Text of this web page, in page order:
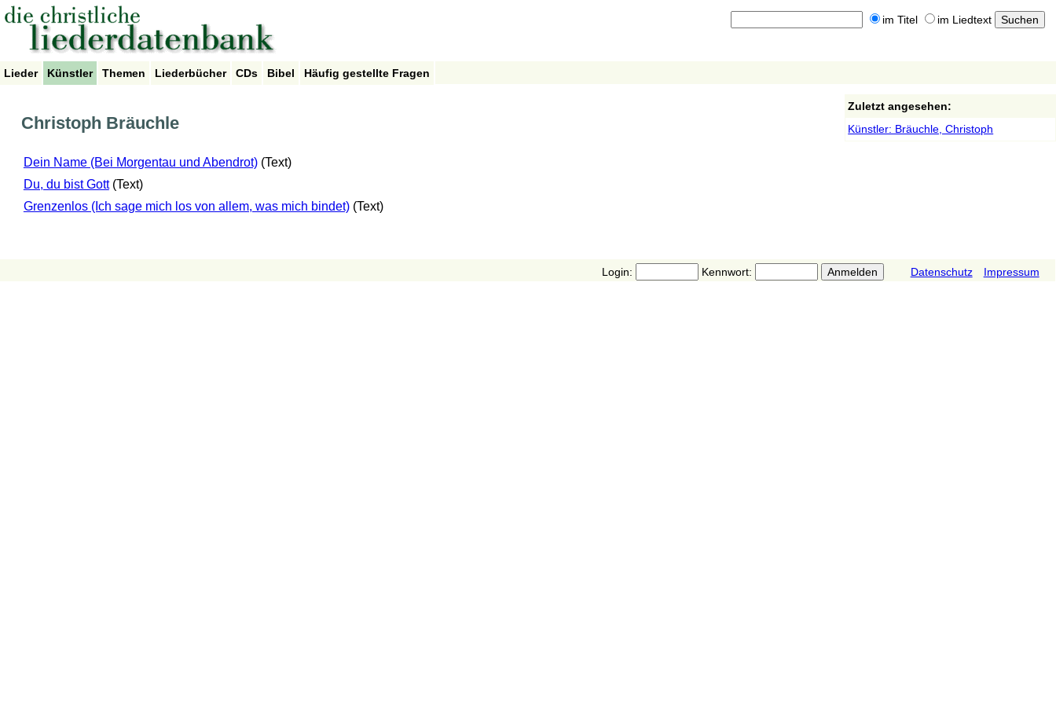
im Titel im Liedtext
Lieder Künstler Themen Liederbücher CDs Bibel Häufig gestellte Fragen
Christoph Bräuchle
Dein Name (Bei Morgentau und Abendrot) (Text)
Du, du bist Gott (Text)
Grenzenlos (Ich sage mich los von allem, was mich bindet) (Text)
Zuletzt angesehen:
Künstler: Bräuchle, Christoph
Login: Kennwort: Datenschutz Impressum